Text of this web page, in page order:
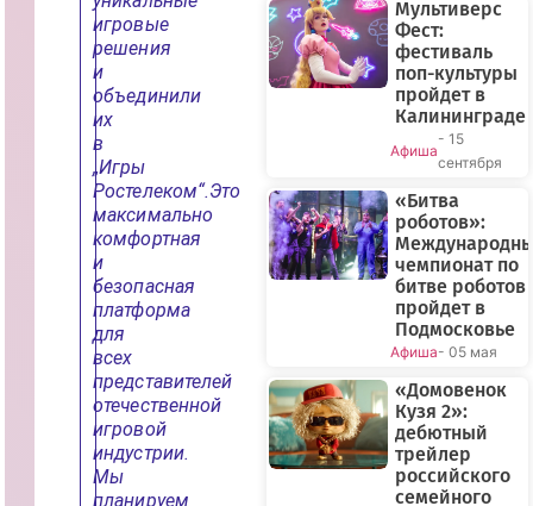
игровые
решения
и
объединили
их
в
„Игры
Ростелеком“.Это
максимально
комфортная
и
безопасная
платформа
для
всех
представителей
отечественной
игровой
индустрии.
Мы
планируем
Мультиверс
Фест:
фестиваль
поп-культуры
пройдет в
Калининграде
Афиша
- 15
сентября
«Битва
роботов»:
чемпионат по
битве роботов
пройдет в
Подмосковье
Афиша- 05 мая
«Домовенок
Кузя 2»:
дебютный
трейлер
российского
семейного